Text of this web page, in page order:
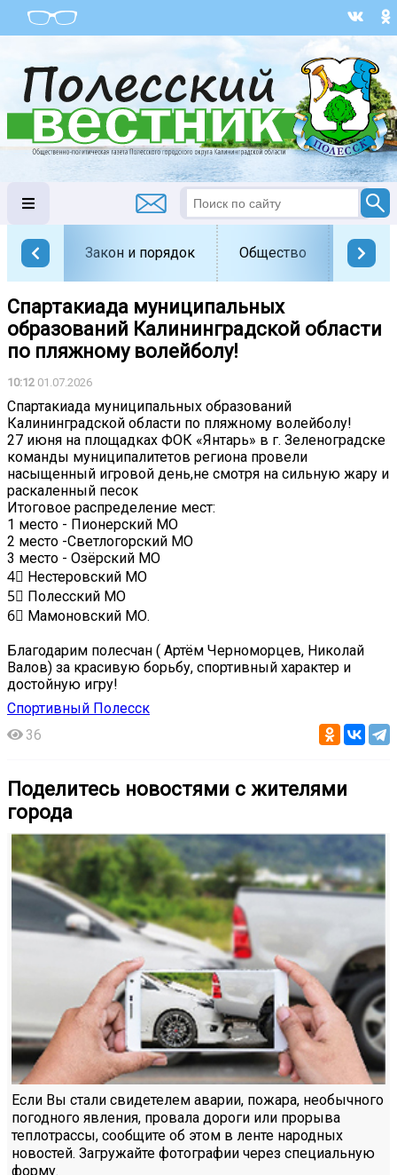
Закон и порядок Общество
Спартакиада муниципальных
образований Калининградской области
по пляжному волейболу!
10:12 01.07.2026
Спартакиада муниципальных образований
Калининградской области по пляжному волейболу!
27 июня на площадках ФОК «Янтарь» в г. Зеленоградске
команды муниципалитетов региона провели
насыщенный игровой день,не смотря на сильную жару и
раскаленный песок
Итоговое распределение мест:
1 место - Пионерский МО
2 место -Светлогорский МО
3 место - Озёрский МО
4⃣ Нестеровский МО
5⃣ Полесский МО
6⃣ Мамоновский МО.
Благодарим полесчан ( Артём Черноморцев, Николай
Валов) за красивую борьбу, спортивный характер и
достойную игру!
Спортивный Полесск
36
Поделитесь новостями с жителями
города
Если Вы стали свидетелем аварии, пожара, необычного
погодного явления, провала дороги или прорыва
теплотрассы, сообщите об этом в ленте народных
новостей. Загружайте фотографии через специальную
форму.